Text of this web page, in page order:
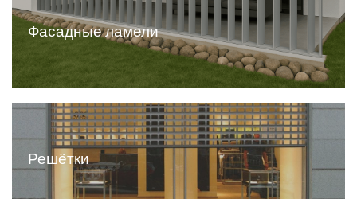
Фасадные ламели
Решётки